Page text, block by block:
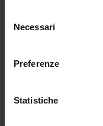
delNecessari
Preferenze
Statistiche